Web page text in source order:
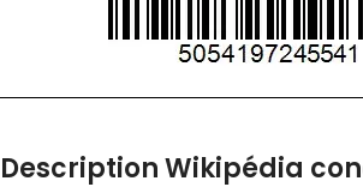
Description Wikipédia